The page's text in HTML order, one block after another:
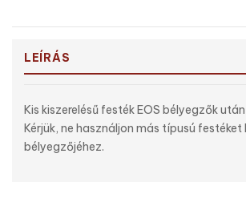
LEÍRÁS
Kis kiszerelésű festék EOS bélyegzők
Kérjük, ne használjon más típusú festéket
bélyegzőjéhez.